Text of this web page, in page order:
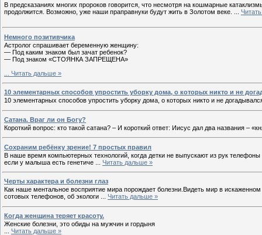
В предсказаниях многих пророков говорится, что несмотря на кошмарные
продолжится. Возможно, уже наши праправнуки будут жить в Золотом веке.
Немного позитивчика
Астролог спрашивает беременную женщину:
— Под каким знаком был зачат ребенок?
— Под знаком «СТОЯНКА ЗАПРЕЩЕНА»
Читать дальше »
10 элементарных способов упростить уборку дома, о которых никто и не
10 элементарных способов упростить уборку дома, о которых никто и не
Сатана. Враг ли он Богу?
Короткий вопрос: кто такой сатана? – И короткий ответ: Иисус дал два названия –
Сохраним ребёнку зрение! 7 простых правил
В наше время компьютерных технологий, когда детки не выпускают из рук
если у малыша есть генетиче
Читать дальше »
Черты характера и болезни глаз
Как наше ментальное восприятие мира порождает болезни.Видеть мир в
сотовых телефонов, об экологи
Читать дальше »
Когда женщина теряет красоту.
Женские болезни, это обиды на мужчин и гордыня
Читать дальше »